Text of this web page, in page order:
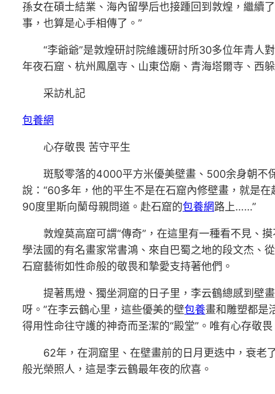
孫女在碩士結業、海內留學后也接踵回到敦煌，繼續
事，也算是心手相傳了。”
“李爺爺”是敦煌研討院維護研討所30多位年青人
年夜石窟、杭州鳳凰寺、山東岱廟、青海塔爾寺、西躲
采訪札記
包養網
心存敬畏 苦守平生
斑駁零落的4000平方米優美壁畫、500余身朝不
說：“60多年，他的平生不是在石窟內修壁畫，就是
90度里斯向蘭母親問道。赴石窟的包養網路上……”
敦煌莫高窟可謂“傳奇”，在這里有一種看不見、摸
學法國的有名畫家常書鴻、來自巴蜀之地的段文杰、
石窟藝術如性命般的敬畏和摯愛支持著他們。
提著馬燈、獨坐洞窟的日子里，李云鶴總感到壁畫
呀。”在李云鶴心里，這些優美的壁包養畫和雕塑都是
得用性命往守護的神奇而圣潔的“殿堂”。唯有心存敬
62年，在洞窟里、在壁畫前的日月更迭中，衰老了
般光榮照人，這是李云鶴最年夜的欣喜。